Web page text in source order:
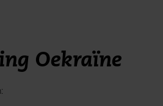
Oekraïne